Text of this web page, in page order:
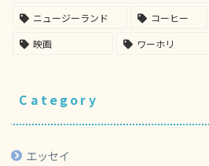
ニュージーランド
コーヒー
映画
ワーホリ
Category
エッセイ